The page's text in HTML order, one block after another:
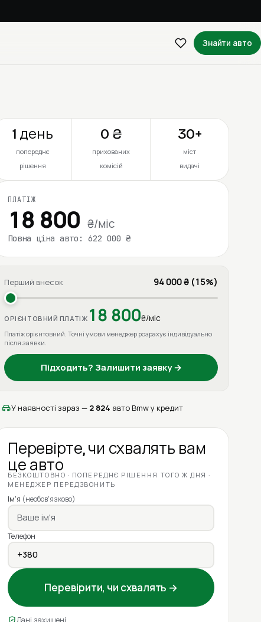
Знайти авто
1 день
попереднє
рішення
0 ₴
прихованих
комісій
30+
міст
видачі
ПЛАТІЖ
18 800 ₴/міс
Повна ціна авто: 622 000 ₴
Перший внесок 94 000 ₴ (15%)
ОРІЄНТОВНИЙ ПЛАТІЖ 18 800₴/міс
Платіж орієнтовний. Точні умови менеджер розрахує індивідуально
після заявки.
Підходить? Залишити заявку →
У наявності зараз — 2 824 авто Bmw у кредит
Перевірте, чи схвалять вам
це авто
БЕЗКОШТОВНО · ПОПЕРЕДНЄ РІШЕННЯ ТОГО Ж ДНЯ ·
МЕНЕДЖЕР ПЕРЕДЗВОНИТЬ
Ім'я (необов'язково)
Телефон
Перевірити, чи схвалять →
Дані захищені